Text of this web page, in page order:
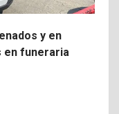
y en
en funeraria